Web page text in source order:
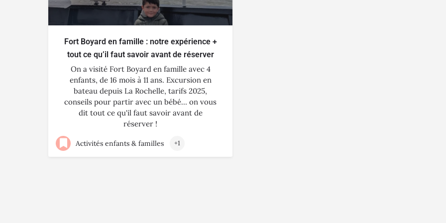
Fort Boyard en famille : notre expérience +
tout ce qu’il faut savoir avant de réserver
On a visité Fort Boyard en famille avec 4
enfants, de 16 mois à 11 ans. Excursion en
bateau depuis La Rochelle, tarifs 2025,
conseils pour partir avec un bébé… on vous
dit tout ce qu'il faut savoir avant de
réserver !
Activités enfants & familles +1